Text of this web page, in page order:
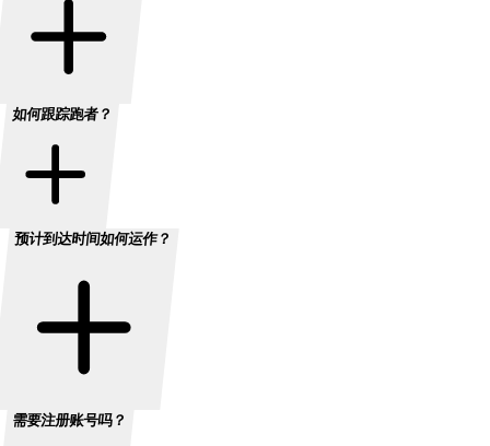
如何跟踪跑者？
预计到达时间如何运作？
需要注册账号吗？